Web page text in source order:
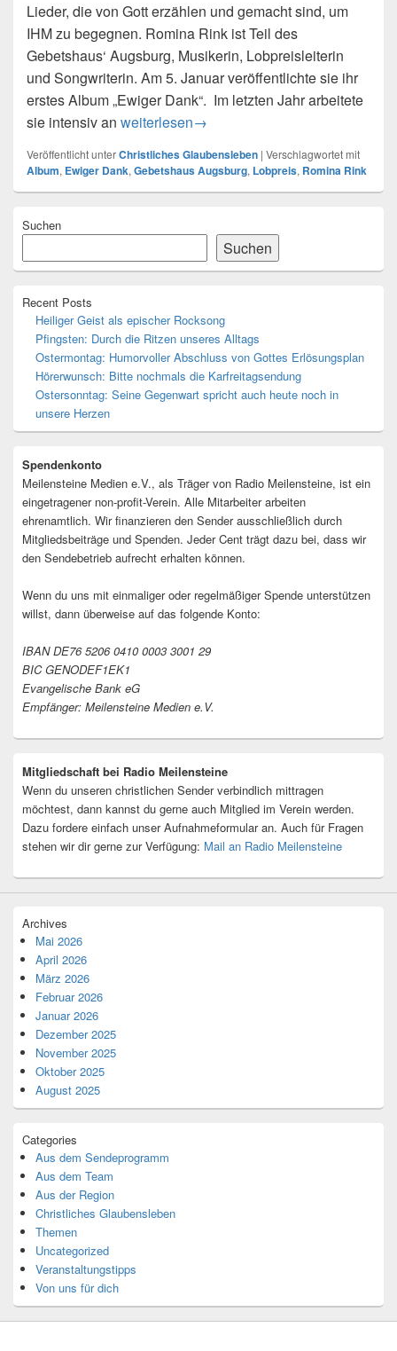
Lieder, die von Gott erzählen und gemacht sind, um
IHM zu begegnen. Romina Rink ist Teil des
Gebetshaus‘ Augsburg, Musikerin, Lobpreisleiterin
und Songwriterin. Am 5. Januar veröffentlichte sie ihr
erstes Album „Ewiger Dank“. Im letzten Jahr arbeitete
sie intensiv an Debutalbum: Romina Rink – Ewiger Dank
weiterlesen→
Veröffentlicht unterChristliches Glaubensleben | Verschlagwortet mit
Album, Ewiger Dank, Gebetshaus Augsburg, Lobpreis, Romina Rink
Seitenleisten-
Suchen
Suchen
Recent Posts
Heiliger Geist als epischer Rocksong
Pfingsten: Durch die Ritzen unseres Alltags
Ostermontag: Humorvoller Abschluss von Gottes Erlösungsplan
Hörerwunsch: Bitte nochmals die Karfreitagsendung
Ostersonntag: Seine Gegenwart spricht auch heute noch in
unsere Herzen
Spendenkonto
Meilensteine Medien e.V., als Träger von Radio Meilensteine, ist ein
eingetragener non-profit-Verein. Alle Mitarbeiter arbeiten
ehrenamtlich. Wir finanzieren den Sender ausschließlich durch
Mitgliedsbeiträge und Spenden. Jeder Cent trägt dazu bei, dass wir
den Sendebetrieb aufrecht erhalten können.
Wenn du uns mit einmaliger oder regelmäßiger Spende unterstützen
willst, dann überweise auf das folgende Konto:
IBAN DE76 5206 0410 0003 3001 29
BIC GENODEF1EK1
Evangelische Bank eG
Empfänger: Meilensteine Medien e.V.
Mitgliedschaft bei Radio Meilensteine
Wenn du unseren christlichen Sender verbindlich mittragen
möchtest, dann kannst du gerne auch Mitglied im Verein werden.
Dazu fordere einfach unser Aufnahmeformular an. Auch für Fragen
stehen wir dir gerne zur Verfügung: Mail an Radio Meilensteine
Archives
Mai 2026
April 2026
März 2026
Februar 2026
Januar 2026
Dezember 2025
November 2025
Oktober 2025
August 2025
Categories
Aus dem Sendeprogramm
Aus dem Team
Aus der Region
Christliches Glaubensleben
Themen
Uncategorized
Veranstaltungstipps
Von uns für dich